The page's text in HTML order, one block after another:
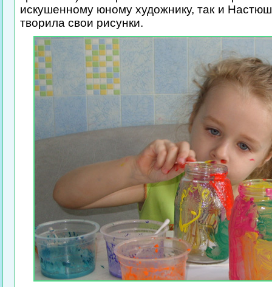
искушенному юному художнику, так и
творила свои рисунки.